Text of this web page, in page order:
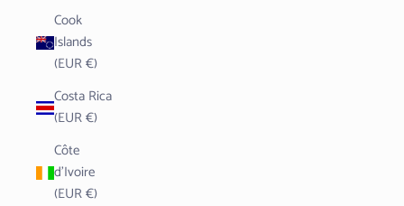
Cook
Islands
(EUR €)
Costa Rica
(EUR €)
Côte
d’Ivoire
(EUR €)